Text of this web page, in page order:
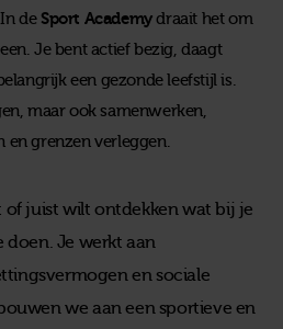
de Sport Academydraait het om
Je bent actief bezig, daagt
een gezonde leefstijl is.
maar ook samenwerken,
en grenzen verleggen.
of juist wilt ontdekken wat bij je
doen. Je werkt aan
en sociale
we aan een sportieve en